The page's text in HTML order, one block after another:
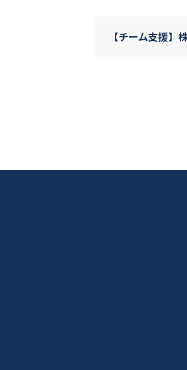
【チーム支援